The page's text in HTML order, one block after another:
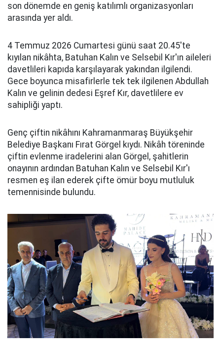
son dönemde en geniş katılımlı organizasyonları
arasında yer aldı.
4 Temmuz 2026 Cumartesi günü saat 20.45'te
kıyılan nikâhta, Batuhan Kalın ve Selsebil Kır'ın aileleri
davetlileri kapıda karşılayarak yakından ilgilendi.
Gece boyunca misafirlerle tek tek ilgilenen Abdullah
Kalın ve gelinin dedesi Eşref Kır, davetlilere ev
sahipliği yaptı.
Genç çiftin nikâhını Kahramanmaraş Büyükşehir
Belediye Başkanı Fırat Görgel kıydı. Nikâh töreninde
çiftin evlenme iradelerini alan Görgel, şahitlerin
onayının ardından Batuhan Kalın ve Selsebil Kır'ı
resmen eş ilan ederek çifte ömür boyu mutluluk
temennisinde bulundu.